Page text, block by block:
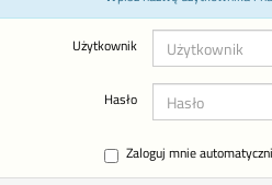
Użytkownik
Hasło
Zaloguj mnie